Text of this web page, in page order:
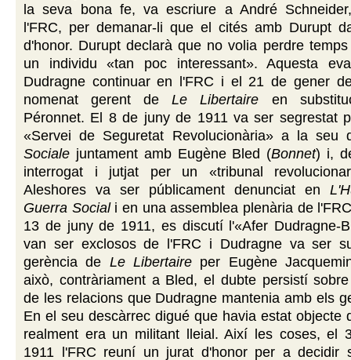
la seva bona fe, va escriure a André
l'FRC, per demanar-li que el cités amb Durupt
d'honor. Durupt declarà que no volia perdre
un individu «tan poc interessant». Aquesta
Dudragne continuar en l'FRC i el 21 de gener
nomenat gerent deLe Libertaire en
Péronnet. El 8 de juny de 1911 va ser segrestat
«Servei de Seguretat Revolucionària» a la
Sociale juntament amb Eugène Bled (Bonnet) i,
interrogat i jutjat per un «tribunal
Aleshores va ser públicament denunciat en
Guerra Sociali en una assemblea plenària de
13 de juny de 1911, es discutí l'«Afer Dudragne-
van ser exclosos de l'FRC i Dudragne va ser
gerència de Le Libertaire per Eugène
això, contràriament a Bled, el dubte persistí
de les relacions que Dudragne mantenia amb els
En el seu descàrrec digué que havia estat objecte
realment era un militant lleial. Així les coses, el
1911 l'FRC reuní un jurat d'honor per a decidir